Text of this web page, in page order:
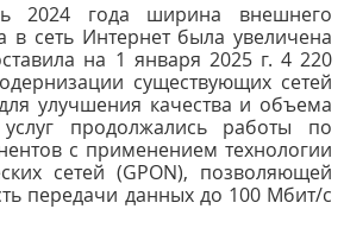
2024 года ширина внешнего
в сеть Интернет была увеличена
на 1 января 2025 г. 4 220
существующих сетей
улучшения качества и объема
услуг продолжались работы по
с применением технологии
сетей (GPON), позволяющей
передачи данных до 100 Мбит/с